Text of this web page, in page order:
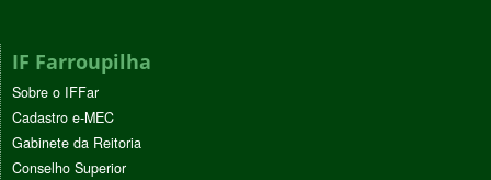
IF Farroupilha
Sobre o IFFar
Cadastro e-MEC
Gabinete da Reitoria
Conselho Superior